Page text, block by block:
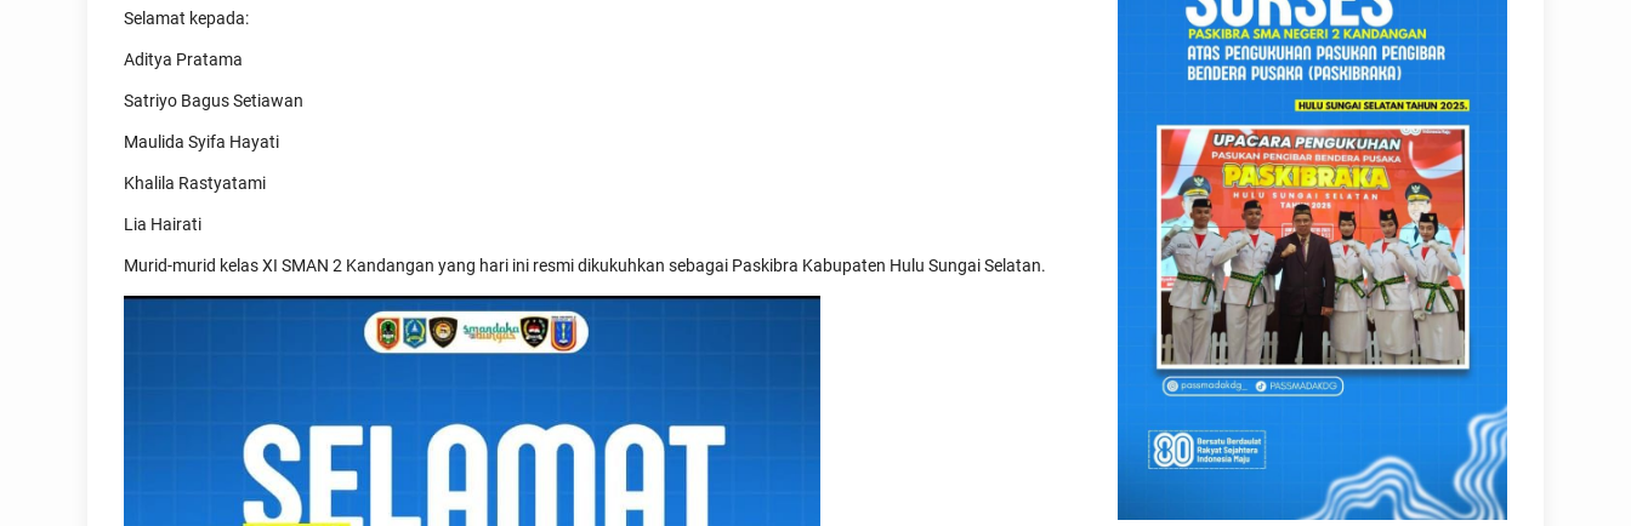
Selamat kepada:
Aditya Pratama
Satriyo Bagus Setiawan
Maulida Syifa Hayati
Khalila Rastyatami
Lia Hairati
Murid-murid kelas XI SMAN 2 Kandangan yang hari ini resmi dikukuhkan sebagai Paskibra Kabupaten Hulu Sungai Selatan.